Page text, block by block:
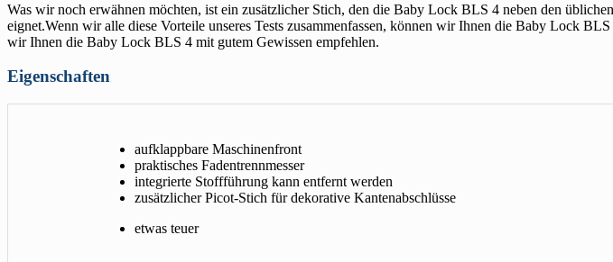
Was wir noch erwähnen möchten, ist ein zusätzlicher Stich, den die Baby Lock BLS 4 neben den
eignet.Wenn wir alle diese Vorteile unseres Tests zusammenfassen, können wir Ihnen die Baby Lock
wir Ihnen die Baby Lock BLS 4 mit gutem Gewissen empfehlen.
Eigenschaften
aufklappbare Maschinenfront
praktisches Fadentrennmesser
integrierte Stoffführung kann entfernt werden
zusätzlicher Picot-Stich für dekorative Kantenabschlüsse
etwas teuer